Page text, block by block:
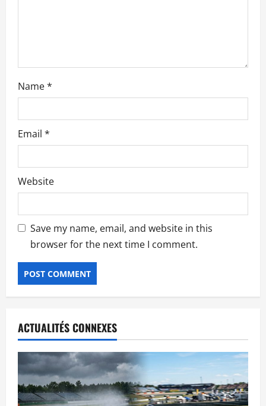
n
Name*
Email *
Website
Save my name, email, and website in this
browser for the next time I comment.
ACTUALITÉS CONNEXES